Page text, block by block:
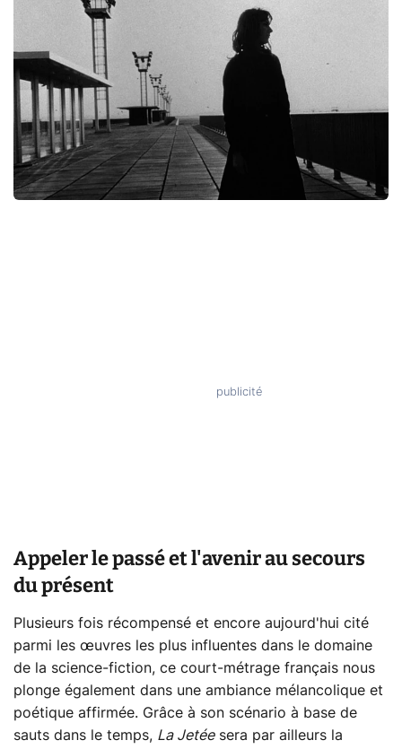
Appeler le passé et l'avenir au secours
du présent
Plusieurs fois récompensé et encore aujourd'hui cité
parmi les œuvres les plus influentes dans le domaine
de la science-fiction, ce court-métrage français nous
plonge également dans une ambiance mélancolique et
poétique affirmée. Grâce à son scénario à base de
sauts dans le temps, La Jetéesera par ailleurs la